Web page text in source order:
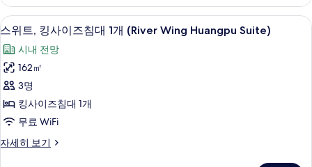
대
1
개
(Grand
Tower,
Grand
Premier)
사
진
위
트,
사
이
침
대
개
(Grand
스
위
트,
킹
사
이
즈
침
스위트, 킹사이즈침대 1개 (River
7
스위트, 킹사이즈침대 1개 (River Wing Huangpu Suite)
시내 전망
162㎡
3명
킹사이즈침대 1개
무료 WiFi
자세히 보기
스